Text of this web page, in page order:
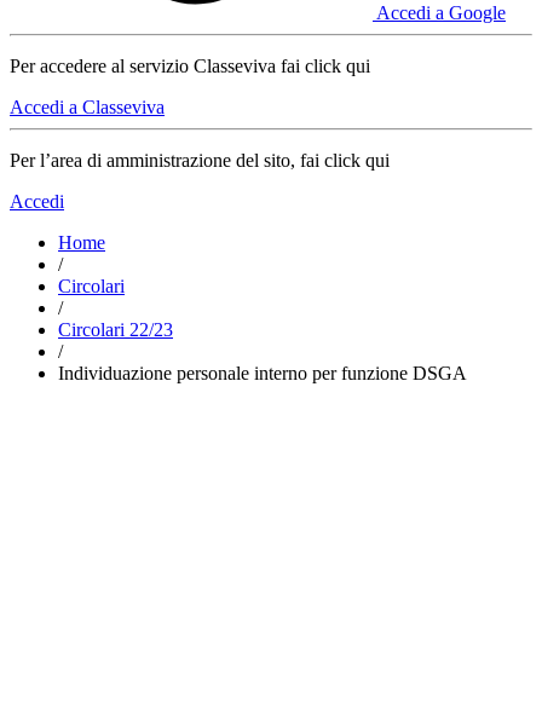
Accedi a Google
Per accedere al servizio Classeviva fai click qui
Accedi a Classeviva
Per l’area di amministrazione del sito, fai click qui
Accedi
Home
/
Circolari
/
Circolari 22/23
/
Individuazione personale interno per funzione DSGA